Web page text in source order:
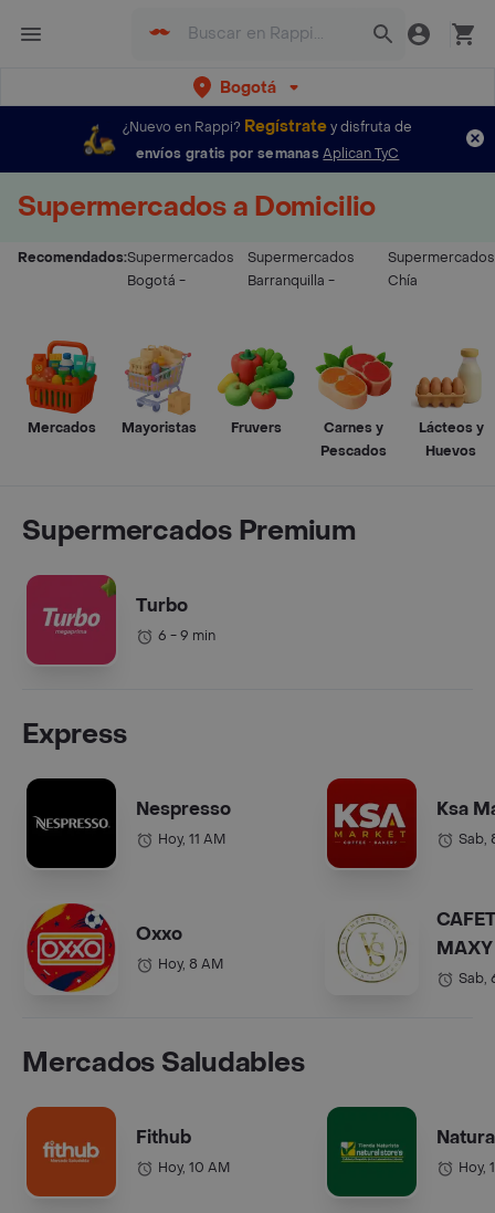
Bogotá
¿Nuevo en Rappi? Regístratey disfruta de
envíos gratis por semanas Aplican TyC
Supermercados a Domicilio
Recomendados:Supermercados
Bogotá -
Supermercados
Barranquilla -
Supermercados
Chía
Mercados Mayoristas Fruvers
Carnes y
Pescados
Lácteos y
Huevos
Supermercados Premium
Turbo
6 - 9 min
Express
Nespresso
Hoy, 11 AM
Oxxo
Hoy, 8 AM
Ksa
Sab,
COL.).
Sab,
Mercados Saludables
Fithub
Hoy, 10 AM Hoy,